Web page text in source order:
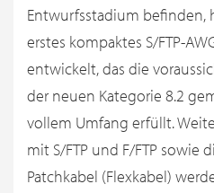
Entwurfsstadium befinden,
erstes kompaktes S/FTP-
entwickelt, das die
der neuen Kategorie 8.2
vollem Umfang erfüllt.
mit S/FTP und F/FTP sowie
Patchkabel (Flexkabel)